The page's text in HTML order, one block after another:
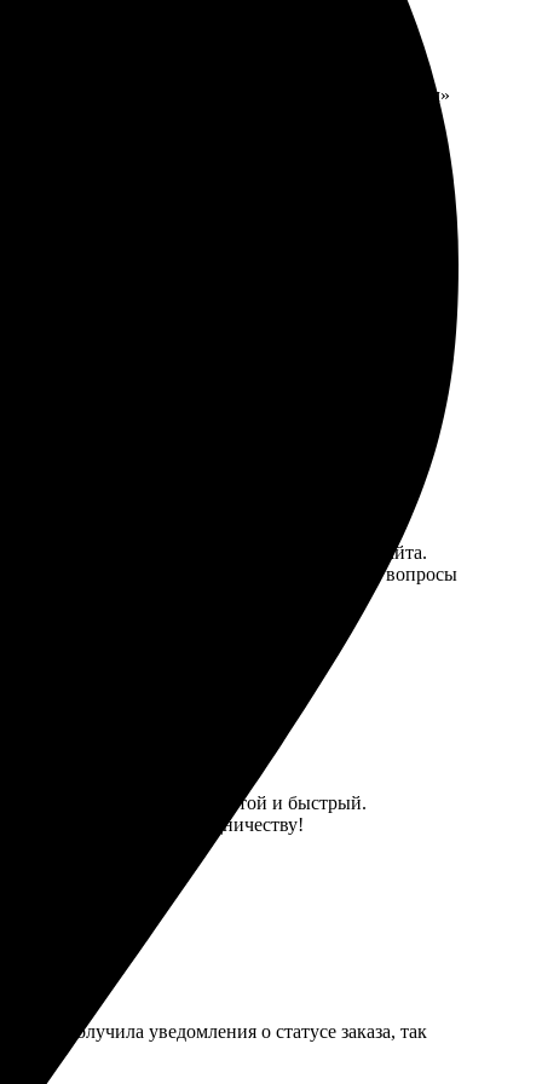
но мне кажется, лицо немного в стиле «кукольном»
проблем. Приятно удивила скорость выполнения.
оформления и удобный интерфейс сайта.
приятное общение с поддержкой, все вопросы
заказа очень простой и быстрый.
Рекомендую к сотрудничеству!
Получила уведомления о статусе заказа, так